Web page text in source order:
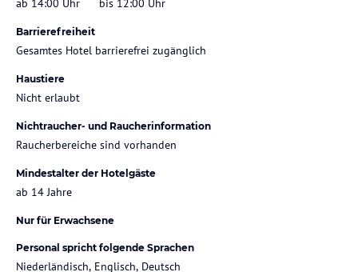
ab 14:00 Uhr bis 12:00 Uhr
Barrierefreiheit
Gesamtes Hotel barrierefrei zugänglich
Haustiere
Nicht erlaubt
Nichtraucher- und Raucherinformation
Raucherbereiche sind vorhanden
Mindestalter der Hotelgäste
ab 14 Jahre
Nur für Erwachsene
Personal spricht folgende Sprachen
Niederländisch, Englisch, Deutsch